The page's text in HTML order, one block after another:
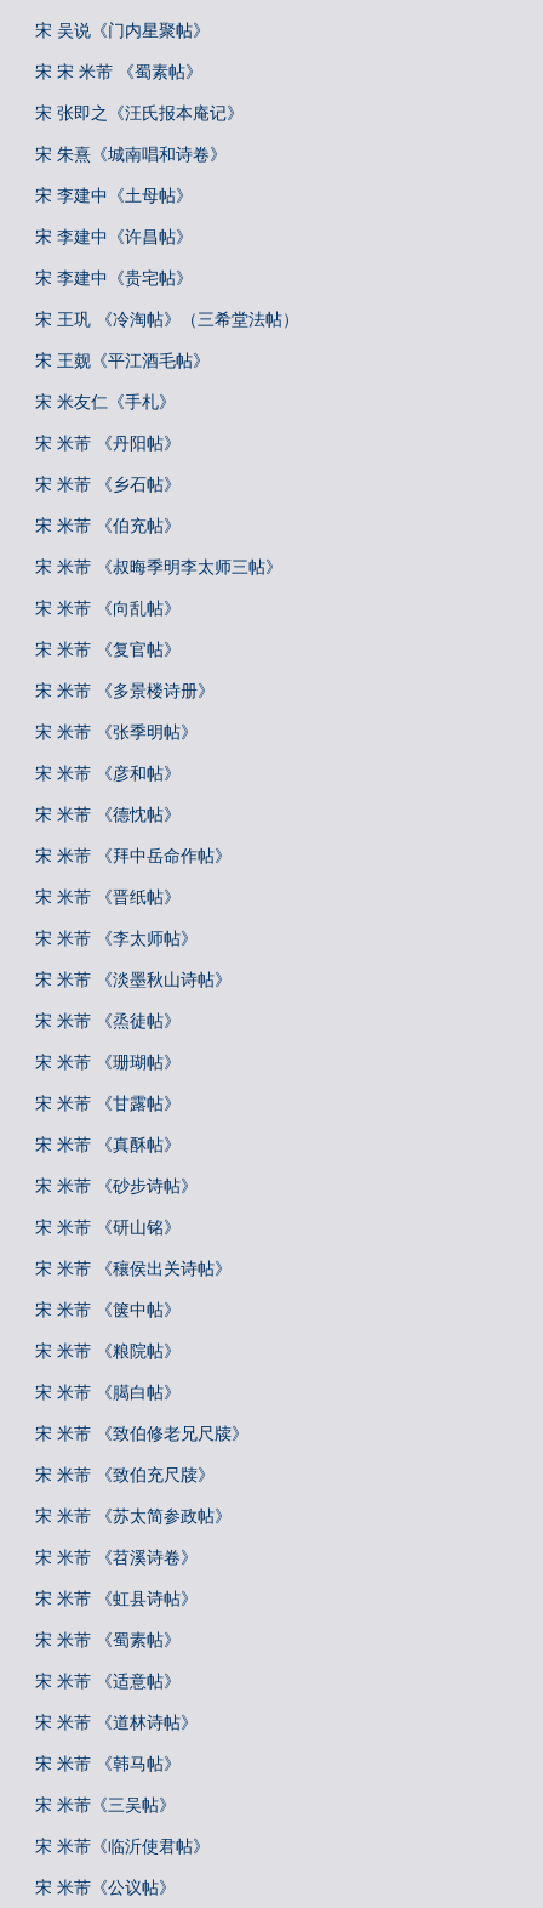
宋 吴说《门内星聚帖》
宋 宋 米芾 《蜀素帖》
宋 张即之《汪氏报本庵记》
宋 朱熹《城南唱和诗卷》
宋 李建中《土母帖》
宋 李建中《许昌帖》
宋 李建中《贵宅帖》
宋 王巩 《冷淘帖》（三希堂法帖）
宋 王觌《平江酒毛帖》
宋 米友仁《手札》
宋 米芾 《丹阳帖》
宋 米芾 《乡石帖》
宋 米芾 《伯充帖》
宋 米芾 《叔晦季明李太师三帖》
宋 米芾 《向乱帖》
宋 米芾 《复官帖》
宋 米芾 《多景楼诗册》
宋 米芾 《张季明帖》
宋 米芾 《彦和帖》
宋 米芾 《德忱帖》
宋 米芾 《拜中岳命作帖》
宋 米芾 《晋纸帖》
宋 米芾 《李太师帖》
宋 米芾 《淡墨秋山诗帖》
宋 米芾 《烝徒帖》
宋 米芾 《珊瑚帖》
宋 米芾 《甘露帖》
宋 米芾 《真酥帖》
宋 米芾 《砂步诗帖》
宋 米芾 《研山铭》
宋 米芾 《穰侯出关诗帖》
宋 米芾 《箧中帖》
宋 米芾 《粮院帖》
宋 米芾 《臈白帖》
宋 米芾 《致伯修老兄尺牍》
宋 米芾 《致伯充尺牍》
宋 米芾 《苏太简参政帖》
宋 米芾 《苕溪诗卷》
宋 米芾 《虹县诗帖》
宋 米芾 《蜀素帖》
宋 米芾 《适意帖》
宋 米芾 《道林诗帖》
宋 米芾 《韩马帖》
宋 米芾《三吴帖》
宋 米芾《临沂使君帖》
宋 米芾《公议帖》